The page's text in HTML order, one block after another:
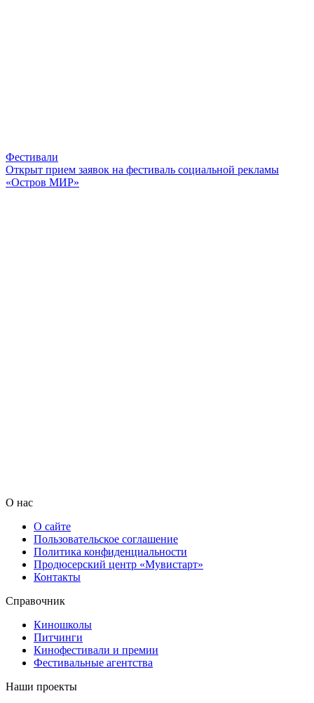
Фестивали
Открыт прием заявок на фестиваль социальной рекламы
«Остров МИР»
О нас
О сайте
Пользовательское соглашение
Политика конфиденциальности
Продюсерский центр «Мувистарт»
Контакты
Справочник
Киношколы
Питчинги
Кинофестивали и премии
Фестивальные агентства
Наши проекты